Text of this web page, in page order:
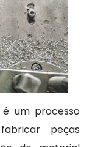
é um processo
peças